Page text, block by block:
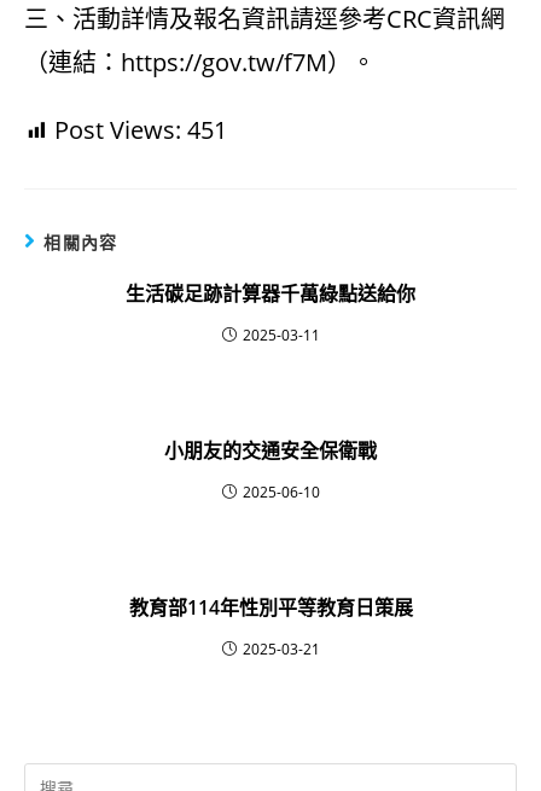
三、活動詳情及報名資訊請逕參考CRC資訊網
（連結： https://gov.tw/f7M）。
Post Views: 451
相關內容
生活碳足跡計算器千萬綠點送給你
2025-03-11
小朋友的交通安全保衛戰
2025-06-10
教育部114年性別平等教育日策展
2025-03-21
Search